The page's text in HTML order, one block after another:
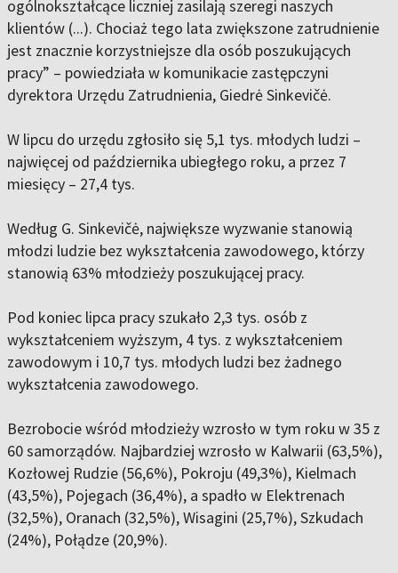
ogólnokształcące liczniej zasilają szeregi naszych
klientów (...). Chociaż tego lata zwiększone zatrudnienie
jest znacznie korzystniejsze dla osób poszukujących
pracy” – powiedziała w komunikacie zastępczyni
dyrektora Urzędu Zatrudnienia, Giedrė Sinkevičė.
W lipcu do urzędu zgłosiło się 5,1 tys. młodych ludzi –
najwięcej od października ubiegłego roku, a przez 7
miesięcy – 27,4 tys.
Według G. Sinkevičė, największe wyzwanie stanowią
młodzi ludzie bez wykształcenia zawodowego, którzy
stanowią 63% młodzieży poszukującej pracy.
Pod koniec lipca pracy szukało 2,3 tys. osób z
wykształceniem wyższym, 4 tys. z wykształceniem
zawodowym i 10,7 tys. młodych ludzi bez żadnego
wykształcenia zawodowego.
Bezrobocie wśród młodzieży wzrosło w tym roku w 35 z
60 samorządów. Najbardziej wzrosło w Kalwarii (63,5%),
Kozłowej Rudzie (56,6%), Pokroju (49,3%), Kielmach
(43,5%), Pojegach (36,4%), a spadło w Elektrenach
(32,5%), Oranach (32,5%), Wisagini (25,7%), Szkudach
(24%), Połądze (20,9%).